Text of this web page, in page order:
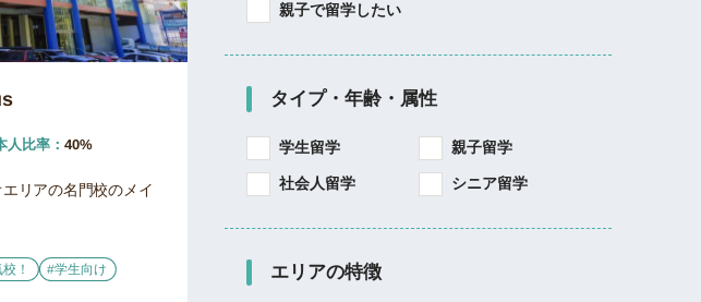
親子で留学したい
タイプ・年齢・属性
学生留学 親子留学
社会人留学 シニア留学
エリアの特徴
人比率： 40%
リアの名門校のメイ
！ #学生向け